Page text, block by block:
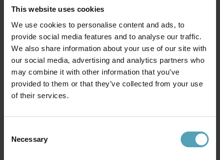
This website uses cookies
We use cookies to personalise content and ads, to
provide social media features and to analyse our traffic.
We also share information about your use of our site with
our social media, advertising and analytics partners who
may combine it with other information that you’ve
provided to them or that they’ve collected from your use
of their services.
Selection
Necessary
PRISMATCH PRISMATCH